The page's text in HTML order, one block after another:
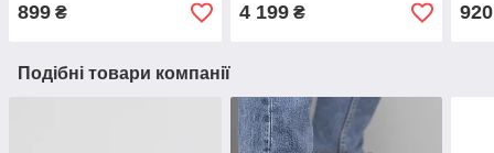
899 ₴ 4 199₴ 920
Подібні товари компанії